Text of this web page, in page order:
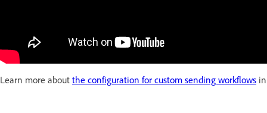
Learn more about the configuration for custom sending workflows